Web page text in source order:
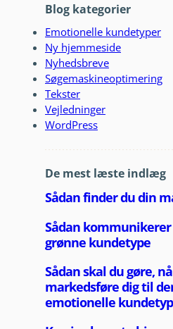
Blog kategorier
Emotionelle kundetyper
Ny hjemmeside
Nyhedsbreve
Søgemaskineoptimering
Tekster
Vejledninger
WordPress
De mest læste indlæg